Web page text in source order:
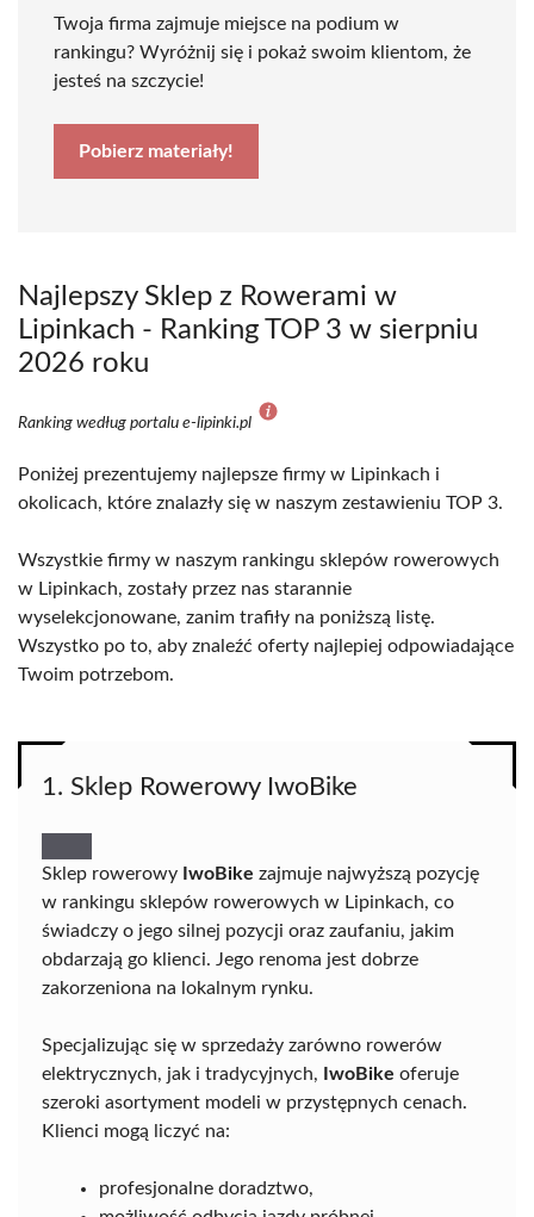
Twoja firma zajmuje miejsce na podium w
rankingu? Wyróżnij się i pokaż swoim klientom, że
jesteś na szczycie!
Pobierz materiały!
Najlepszy Sklep z Rowerami w
Lipinkach - Ranking TOP 3 w sierpniu
2026 roku
Ranking według portalu e-lipinki.pl
Poniżej prezentujemy najlepsze firmy w Lipinkach i
okolicach, które znalazły się w naszym zestawieniu TOP 3.
Wszystkie firmy w naszym rankingu sklepów rowerowych
w Lipinkach, zostały przez nas starannie
wyselekcjonowane, zanim trafiły na poniższą listę.
Wszystko po to, aby znaleźć oferty najlepiej odpowiadające
Twoim potrzebom.
1. Sklep Rowerowy IwoBike
Sklep rowerowy IwoBike zajmuje najwyższą pozycję
w rankingu sklepów rowerowych w Lipinkach, co
świadczy o jego silnej pozycji oraz zaufaniu, jakim
obdarzają go klienci. Jego renoma jest dobrze
zakorzeniona na lokalnym rynku.
Specjalizując się w sprzedaży zarówno rowerów
elektrycznych, jak i tradycyjnych,
IwoBike oferuje
szeroki asortyment modeli w przystępnych cenach.
Klienci mogą liczyć na:
profesjonalne doradztwo,